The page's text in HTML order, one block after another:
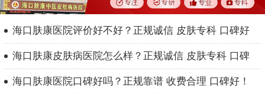
海口肤康医院评价好不好？正规诚信 皮肤专科 口碑好
海口肤康皮肤病医院怎么样？正规诚信 皮肤专科 口碑
海口肤康医院口碑好吗？正规靠谱 收费合理 口碑好！